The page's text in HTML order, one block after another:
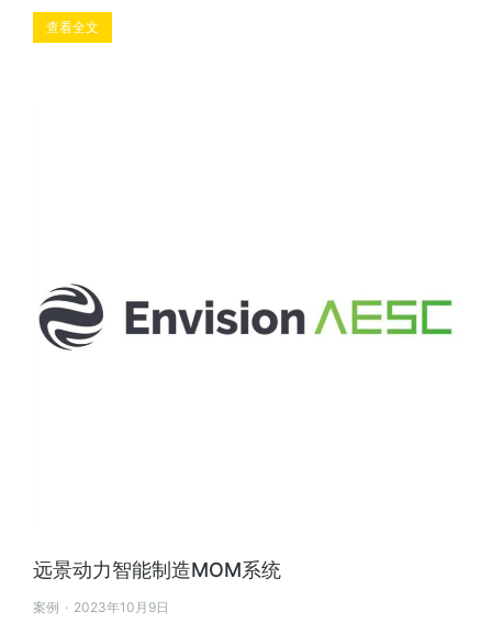
查看全文
远景动力智能制造MOM系统
案例 2023年10月9日